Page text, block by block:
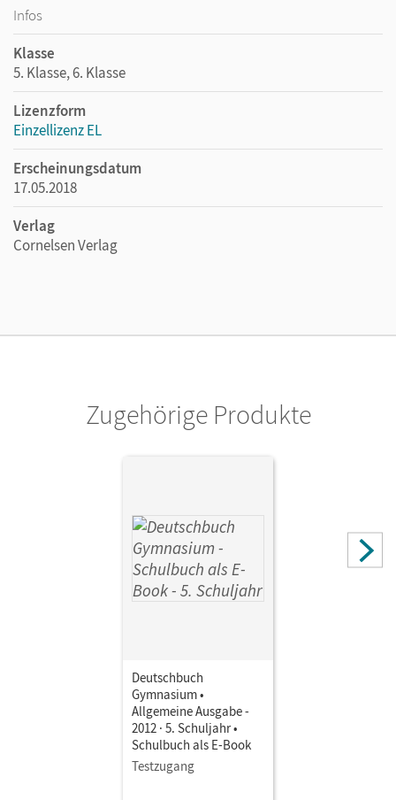
Infos
Klasse
5. Klasse, 6. Klasse
Lizenzform
Einzellizenz EL
Erscheinungsdatum
17.05.2018
Verlag
Cornelsen Verlag
Zugehörige Produkte
Deutschbuch
Gymnasium •
Allgemeine Ausgabe -
2012 · 5. Schuljahr •
Schulbuch als E-Book
Testzugang